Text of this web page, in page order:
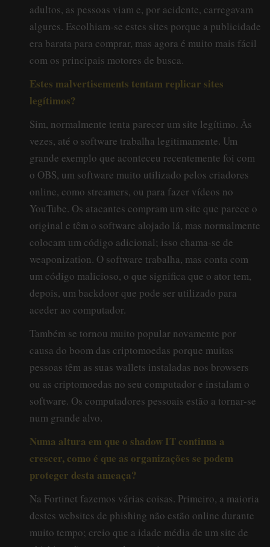
adultos, as pessoas viam e, por acidente, carregavam
algures. Escolhiam-se estes sites porque a publicidade
era barata para comprar, mas agora é muito mais fácil
com os principais motores de busca.
Estes malvertisements tentam replicar sites
legítimos?
Sim, normalmente tenta parecer um site legítimo. Às
vezes, até o software trabalha legitimamente. Um
grande exemplo que aconteceu recentemente foi com
o OBS, um software muito utilizado pelos criadores
online, como streamers, ou para fazer vídeos no
YouTube. Os atacantes compram um site que parece o
original e têm o software alojado lá, mas normalmente
colocam um código adicional; isso chama-se de
weaponization. O software trabalha, mas conta com
um código malicioso, o que significa que o ator tem,
depois, um backdoor que pode ser utilizado para
aceder ao computador.
Também se tornou muito popular novamente por
causa do boom das criptomoedas porque muitas
pessoas têm as suas wallets instaladas nos browsers
ou as criptomoedas no seu computador e instalam o
software. Os computadores pessoais estão a tornar-se
num grande alvo.
Numa altura em que o shadow IT continua a
crescer, como é que as organizações se podem
proteger desta ameaça?
Na Fortinet fazemos várias coisas. Primeiro, a maioria
destes websites de phishing não estão online durante
muito tempo; creio que a idade média de um site de